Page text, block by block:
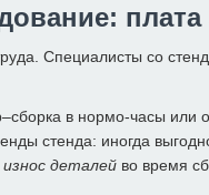
плата
Специалисты со
в нормо-часы или
стенда: иногда
деталей во время